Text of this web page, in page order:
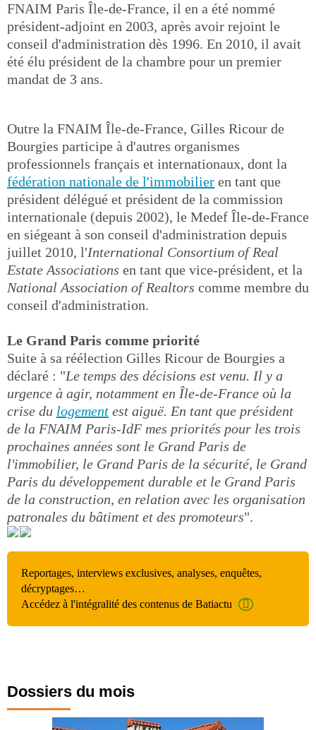
FNAIM Paris Île-de-France, il en a été nommé
président-adjoint en 2003, après avoir rejoint le
conseil d'administration dès 1996. En 2010, il avait
été élu président de la chambre pour un premier
mandat de 3 ans.
Outre la FNAIM Île-de-France, Gilles Ricour de
Bourgies participe à d'autres organismes
professionnels français et internationaux, dont la
fédération nationale de l'immobilier en tant que
président délégué et président de la commission
internationale (depuis 2002), le Medef Île-de-France
en siégeant à son conseil d'administration depuis
juillet 2010, l'International Consortium of Real
Estate Associations en tant que vice-président, et la
National Association of Realtors comme membre du
conseil d'administration.
Le Grand Paris comme priorité
Suite à sa réélection Gilles Ricour de Bourgies a
déclaré : "Le temps des décisions est venu. Il y a
urgence à agir, notamment en Île-de-France où la
crise du logement est aiguë. En tant que président
de la FNAIM Paris-IdF mes priorités pour les trois
prochaines années sont le Grand Paris de
l'immobilier, le Grand Paris de la sécurité, le Grand
Paris du développement durable et le Grand Paris
de la construction, en relation avec les organisation
patronales du bâtiment et des promoteurs".
Reportages, interviews exclusives, analyses, enquêtes,
décryptages…
Accédez à l'intégralité des contenus de Batiactu
Dossiers du mois